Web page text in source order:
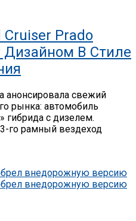
Prado
В Стиле
анонсировала свежий
рынка: автомобиль
гибрида с дизелем.
го рамный вездеход